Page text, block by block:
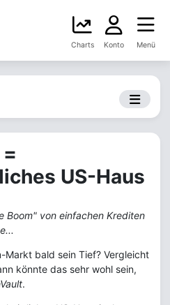
Charts Konto Menü
US-Haus
Boom" von einfachen Krediten
Markt bald sein Tief? Vergleicht
könnte das sehr wohl sein,
.